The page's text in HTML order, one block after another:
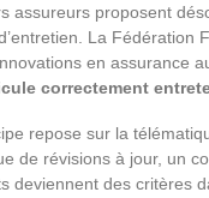
assureurs proposent
La Fédération
en assurance
correctement
repose sur la
de révisions à jour, un
deviennent des critères